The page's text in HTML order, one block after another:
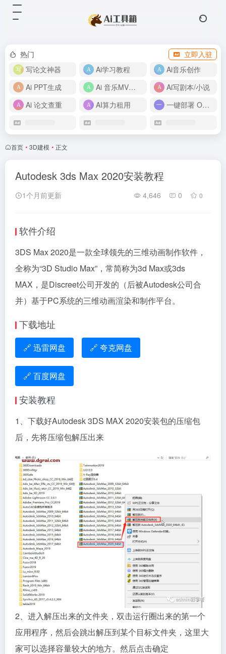
热门
立即入驻
写论文神器
Ai学习教程
Ai音乐创作
Ai PPT生成
Ai 音乐MV制作
Ai写剧本/小说
Ai 论文查重
AI算力租用 一键部署 OpenClaw
首页 • 3D建模 • 正文
Autodesk 3ds Max 2020安装教程
1个月前更新 4,646 0 0
软件介绍
3DS Max 2020是一款全球领先的三维动画制作软件，
全称为“3D Studio Max”，常简称为3d Max或3ds
MAX，是Discreet公司开发的（后被Autodesk公司合
并）基于PC系统的三维动画渲染和制作平台。
下载地址
🔗 迅雷网盘 🔗 夸克网盘
🔗 百度网盘
安装教程
1、下载好Autodesk 3DS MAX 2020安装包的压缩包
后，先将压缩包解压出来
2、进入解压出来的文件夹，双击运行圈出来的第一个
应用程序，然后会跳出解压到某个目标文件夹，这里大
家可以选择容量较大的地方。然后点击确定